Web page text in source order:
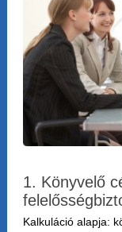
1. Könyvelő
Kalkuláció alapja: